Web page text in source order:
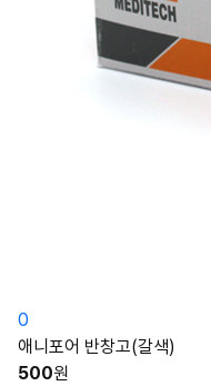
0
애니포어 반창고(갈색)
500원